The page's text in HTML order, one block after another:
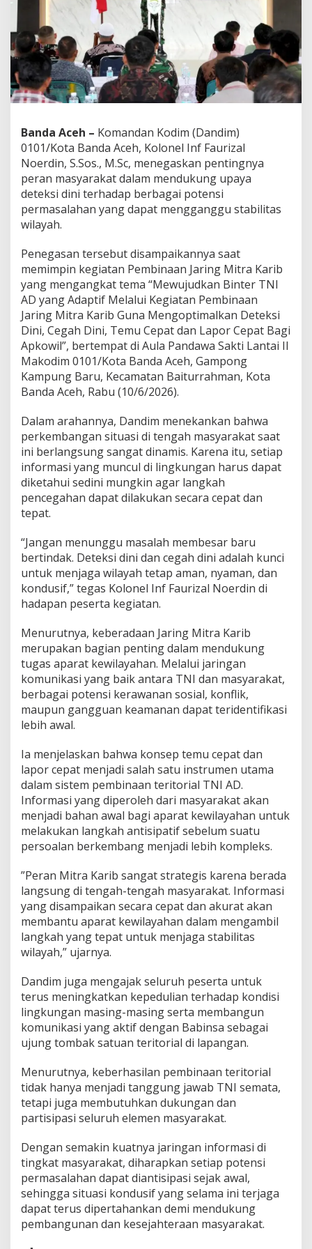
m
b
e
s
a
r
”
D
a
n
d
i
m
1
/
K
t
a
B
a
n
d
a
A
e
h
T
e
k
a
n
P
e
n
i
n
n
y
D
e
t
e
D
i
n
i
d
i
T
e
g
a
h
M
a
s
a
k
a
Banda Aceh – Komandan Kodim (Dandim)
0101/Kota Banda Aceh, Kolonel Inf Faurizal
Noerdin, S.Sos., M.Sc, menegaskan pentingnya
peran masyarakat dalam mendukung upaya
deteksi dini terhadap berbagai potensi
permasalahan yang dapat mengganggu stabilitas
wilayah.
Penegasan tersebut disampaikannya saat
memimpin kegiatan Pembinaan Jaring Mitra Karib
yang mengangkat tema “Mewujudkan Binter TNI
AD yang Adaptif Melalui Kegiatan Pembinaan
Jaring Mitra Karib Guna Mengoptimalkan Deteksi
Dini, Cegah Dini, Temu Cepat dan Lapor Cepat Bagi
Apkowil”, bertempat di Aula Pandawa Sakti Lantai II
Makodim 0101/Kota Banda Aceh, Gampong
Kampung Baru, Kecamatan Baiturrahman, Kota
Banda Aceh, Rabu (10/6/2026).
Dalam arahannya, Dandim menekankan bahwa
perkembangan situasi di tengah masyarakat saat
ini berlangsung sangat dinamis. Karena itu, setiap
informasi yang muncul di lingkungan harus dapat
diketahui sedini mungkin agar langkah
pencegahan dapat dilakukan secara cepat dan
tepat.
“Jangan menunggu masalah membesar baru
bertindak. Deteksi dini dan cegah dini adalah kunci
untuk menjaga wilayah tetap aman, nyaman, dan
kondusif,” tegas Kolonel Inf Faurizal Noerdin di
hadapan peserta kegiatan.
Menurutnya, keberadaan Jaring Mitra Karib
merupakan bagian penting dalam mendukung
tugas aparat kewilayahan. Melalui jaringan
komunikasi yang baik antara TNI dan masyarakat,
berbagai potensi kerawanan sosial, konflik,
maupun gangguan keamanan dapat teridentifikasi
lebih awal.
Ia menjelaskan bahwa konsep temu cepat dan
lapor cepat menjadi salah satu instrumen utama
dalam sistem pembinaan teritorial TNI AD.
Informasi yang diperoleh dari masyarakat akan
menjadi bahan awal bagi aparat kewilayahan untuk
melakukan langkah antisipatif sebelum suatu
persoalan berkembang menjadi lebih kompleks.
”Peran Mitra Karib sangat strategis karena berada
langsung di tengah-tengah masyarakat. Informasi
yang disampaikan secara cepat dan akurat akan
membantu aparat kewilayahan dalam mengambil
langkah yang tepat untuk menjaga stabilitas
wilayah,” ujarnya.
Dandim juga mengajak seluruh peserta untuk
terus meningkatkan kepedulian terhadap kondisi
lingkungan masing-masing serta membangun
komunikasi yang aktif dengan Babinsa sebagai
ujung tombak satuan teritorial di lapangan.
Menurutnya, keberhasilan pembinaan teritorial
tidak hanya menjadi tanggung jawab TNI semata,
tetapi juga membutuhkan dukungan dan
partisipasi seluruh elemen masyarakat.
Dengan semakin kuatnya jaringan informasi di
tingkat masyarakat, diharapkan setiap potensi
permasalahan dapat diantisipasi sejak awal,
sehingga situasi kondusif yang selama ini terjaga
dapat terus dipertahankan demi mendukung
pembangunan dan kesejahteraan masyarakat.